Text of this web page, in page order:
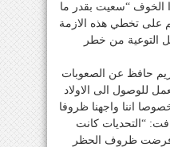
الخوف “سعيت بقدر ما
على تخطي هذه الازمة
التوعية من خطر
حافظ عن الصعوبات
للوصول الى الاولاد
اننا واجهنا ظروفا
“التحديات كانت
فرضت ظروف الحظر